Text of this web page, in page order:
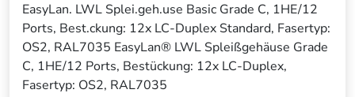
EasyLan. LWL Splei.geh.use Basic Grade C, 1HE/12
Ports, Best.ckung: 12x LC-Duplex Standard, Fasertyp:
OS2, RAL7035 EasyLan® LWL Spleißgehäuse Grade
C, 1HE/12 Ports, Bestückung: 12x LC-Duplex,
Fasertyp: OS2, RAL7035